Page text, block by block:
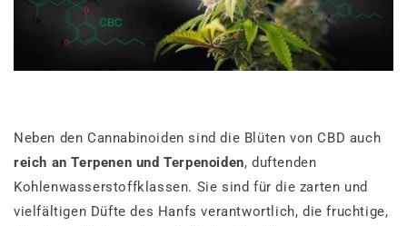
Neben den Cannabinoiden sind die Blüten von CBD auch
reich an Terpenen und Terpenoiden, duftenden
Kohlenwasserstoffklassen. Sie sind für die zarten und
vielfältigen Düfte des Hanfs verantwortlich, die fruchtige,